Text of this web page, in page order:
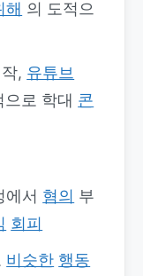
해 의 도적으
, 유튜브
으로 학대 콘
에서 혐의 부
회피
비슷한 행동